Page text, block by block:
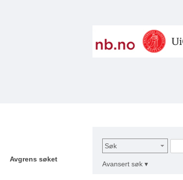
Avgrens søket
Søk
Avansert søk ▾